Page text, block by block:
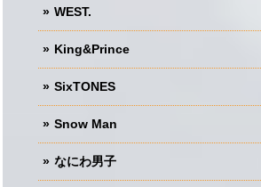
WEST.
King&Prince
SixTONES
Snow Man
なにわ男子